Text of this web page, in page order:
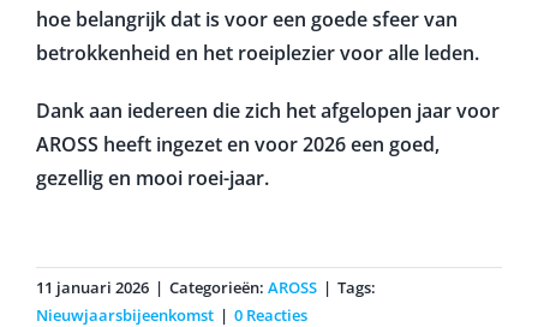
hoe belangrijk dat is voor een goede sfeer van
betrokkenheid en het roeiplezier voor alle leden.
Dank aan iedereen die zich het afgelopen jaar voor
AROSS heeft ingezet en voor 2026 een goed,
gezellig en mooi roei-jaar.
11 januari 2026 | Categorieën: AROSS | Tags:
Nieuwjaarsbijeenkomst | 0 Reacties